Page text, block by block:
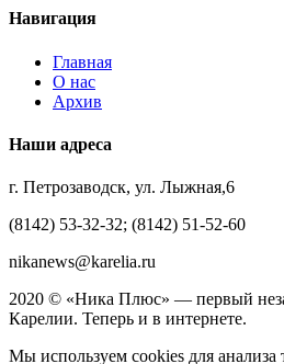
Навигация
Главная
О нас
Архив
Наши адреса
г. Петрозаводск, ул. Лыжная,6
(8142) 53-32-32; (8142) 51-52-60
nikanews@karelia.ru
2020 © «Ника Плюс» — первый
Карелии. Теперь и в интернете.
Мы используем cookies для